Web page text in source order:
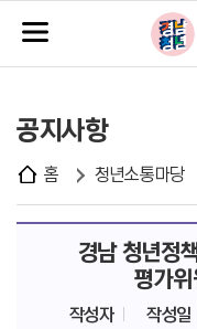
공지사항
홈 청년소통마당
경남 청년정
평가
작성자 작성일